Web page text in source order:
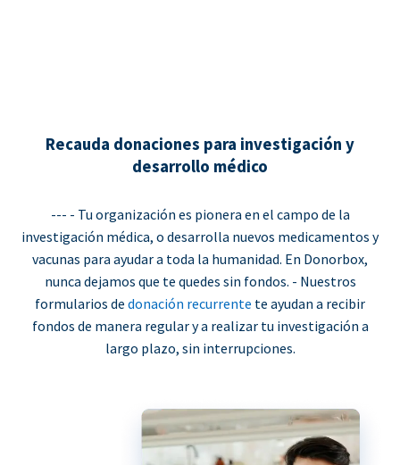
Recauda donaciones para investigación y
desarrollo médico
--- - Tu organización es pionera en el campo de la
investigación médica, o desarrolla nuevos medicamentos y
vacunas para ayudar a toda la humanidad. En Donorbox,
nunca dejamos que te quedes sin fondos. - Nuestros
formularios de donación recurrente te ayudan a recibir
fondos de manera regular y a realizar tu investigación a
largo plazo, sin interrupciones.